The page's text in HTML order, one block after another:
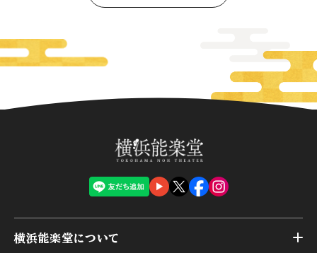
横浜能楽堂について